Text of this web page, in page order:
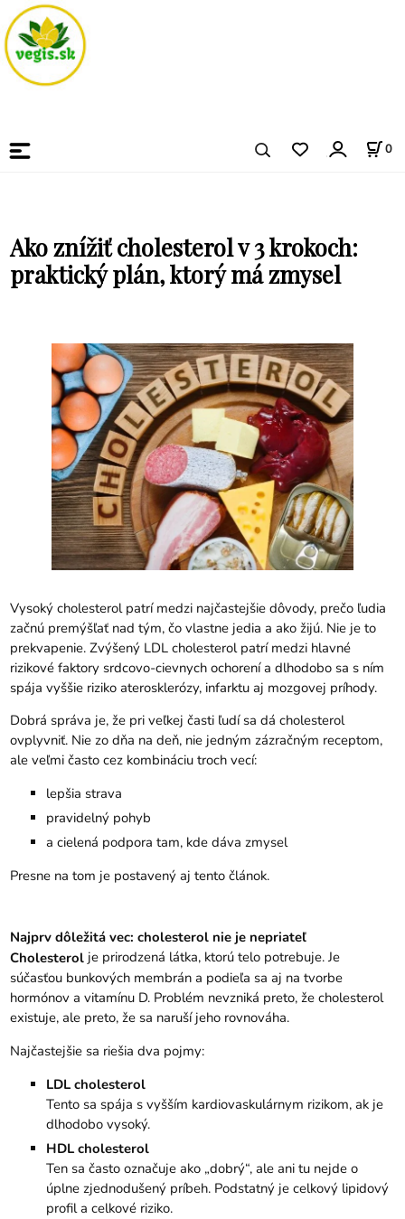
0
Ako znížiť cholesterol v 3 krokoch:
praktický plán, ktorý má zmysel
Vysoký cholesterol patrí medzi najčastejšie dôvody, prečo ľudia
začnú premýšľať nad tým, čo vlastne jedia a ako žijú. Nie je to
prekvapenie. Zvýšený LDL cholesterol patrí medzi hlavné
rizikové faktory srdcovo-cievnych ochorení a dlhodobo sa s ním
spája vyššie riziko aterosklerózy, infarktu aj mozgovej príhody.
Dobrá správa je, že pri veľkej časti ľudí sa dá cholesterol
ovplyvniť. Nie zo dňa na deň, nie jedným zázračným receptom,
ale veľmi často cez kombináciu troch vecí:
lepšia strava
pravidelný pohyb
a cielená podpora tam, kde dáva zmysel
Presne na tom je postavený aj tento článok.
Najprv dôležitá vec: cholesterol nie je nepriateľ
Cholesterol je prirodzená látka, ktorú telo potrebuje. Je
súčasťou bunkových membrán a podieľa sa aj na tvorbe
hormónov a vitamínu D. Problém nevzniká preto, že cholesterol
existuje, ale preto, že sa naruší jeho rovnováha.
Najčastejšie sa riešia dva pojmy:
LDL cholesterol
Tento sa spája s vyšším kardiovaskulárnym rizikom, ak je
dlhodobo vysoký.
HDL cholesterol
Ten sa často označuje ako „dobrý“, ale ani tu nejde o
úplne zjednodušený príbeh. Podstatný je celkový lipidový
profil a celkové riziko.